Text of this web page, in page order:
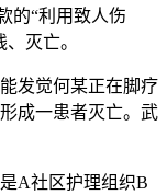
的“利用致人伤
灭亡。
发觉何某正在脚疗
成一患者灭亡。武
A社区护理组织B